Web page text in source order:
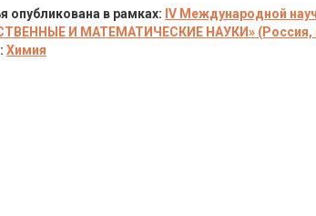
опубликована в рамках: IV Международной
И МАТЕМАТИЧЕСКИЕ НАУКИ» (Россия,
Химия